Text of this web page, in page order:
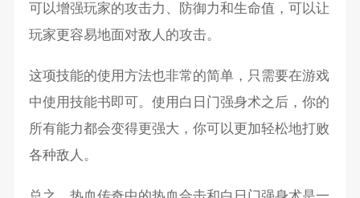
可以增强玩家的攻击力、防御力和生命值，可以让
玩家更容易地面对敌人的攻击。
这项技能的使用方法也非常的简单，只需要在游戏
中使用技能书即可。使用白日门强身术之后，你的
所有能力都会变得更强大，你可以更加轻松地打败
各种敌人。